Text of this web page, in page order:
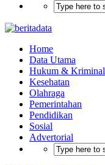
Home
Data Utama
Hukum & Kriminal
Kesehatan
Olahraga
Pemerintahan
Pendidikan
Sosial
Advertorial